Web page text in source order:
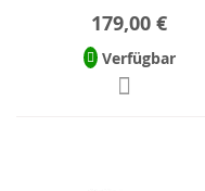
179,00 €
Verfügbar